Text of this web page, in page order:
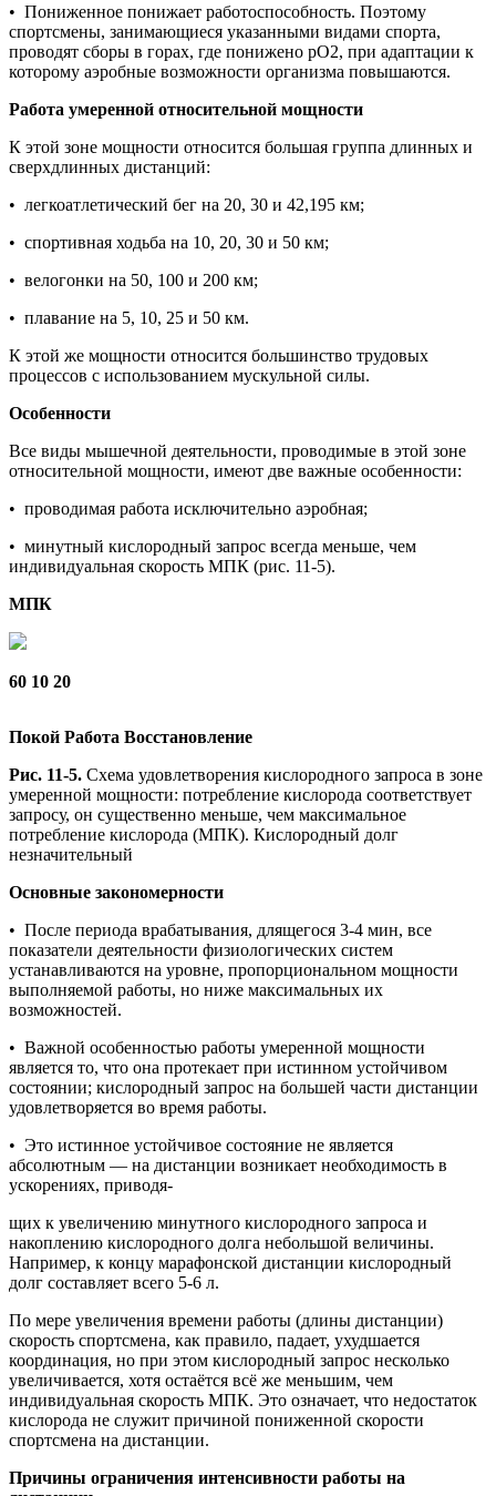
• Пониженное понижает работоспособность. Поэтому
спортсмены, занимающиеся указанными видами спорта,
проводят сборы в горах, где понижено pO2, при адаптации к
которому аэробные возможности организма повышаются.
Работа умеренной относительной мощности
К этой зоне мощности относится большая группа длинных и
сверхдлинных дистанций:
• легкоатлетический бег на 20, 30 и 42,195 км;
• спортивная ходьба на 10, 20, 30 и 50 км;
• велогонки на 50, 100 и 200 км;
• плавание на 5, 10, 25 и 50 км.
К этой же мощности относится большинство трудовых
процессов с использованием мускульной силы.
Особенности
Все виды мышечной деятельности, проводимые в этой зоне
относительной мощности, имеют две важные особенности:
• проводимая работа исключительно аэробная;
• минутный кислородный запрос всегда меньше, чем
индивидуальная скорость МПК (рис. 11-5).
МПК
60 10 20
Покой Работа Восстановление
Рис. 11-5. Схема удовлетворения кислородного запроса в зоне
умеренной мощности: потребление кислорода соответствует
запросу, он существенно меньше, чем максимальное
потребление кислорода (МПК). Кислородный долг
незначительный
Основные закономерности
• После периода врабатывания, длящегося 3-4 мин, все
показатели деятельности физиологических систем
устанавливаются на уровне, пропорциональном мощности
выполняемой работы, но ниже максимальных их
возможностей.
• Важной особенностью работы умеренной мощности
является то, что она протекает при истинном устойчивом
состоянии; кислородный запрос на большей части дистанции
удовлетворяется во время работы.
• Это истинное устойчивое состояние не является
абсолютным — на дистанции возникает необходимость в
ускорениях, приводя-
щих к увеличению минутного кислородного запроса и
накоплению кислородного долга небольшой величины.
Например, к концу марафонской дистанции кислородный
долг составляет всего 5-6 л.
По мере увеличения времени работы (длины дистанции)
скорость спортсмена, как правило, падает, ухудшается
координация, но при этом кислородный запрос несколько
увеличивается, хотя остаётся всё же меньшим, чем
индивидуальная скорость МПК. Это означает, что недостаток
кислорода не служит причиной пониженной скорости
спортсмена на дистанции.
Причины ограничения интенсивности работы на